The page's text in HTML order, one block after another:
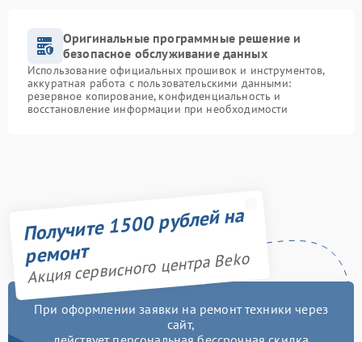
Оригинальные программные решение и
безопасное обслуживание данных
Использование официальных прошивок и инструментов,
аккуратная работа с пользовательскими данными:
резервное копирование, конфиденциальность и
восстановление информации при необходимости
Получите 1500 рублей на
ремонт
Акция сервисного центра Beko
При оформлении заявки на ремонт техники через
сайт,